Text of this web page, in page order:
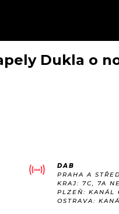
Dukla o
DAB
PRAHA A
KRAJ: 7C, 7A
PLZEŇ: KANÁL
OSTRAVA: